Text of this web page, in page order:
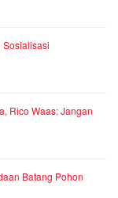
Sosialisasi
Rico Waas: Jangan
Batang Pohon